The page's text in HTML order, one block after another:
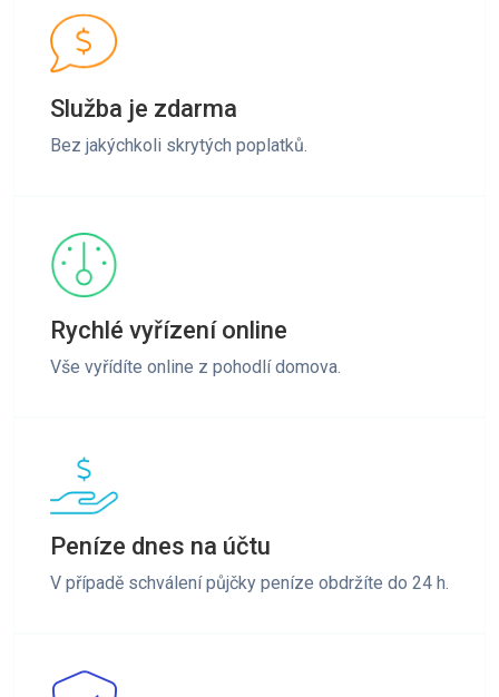
Služba je zdarma
Bez jakýchkoli skrytých poplatků.
Rychlé vyřízení online
Vše vyřídíte online z pohodlí domova.
Peníze dnes na účtu
V případě schválení půjčky peníze obdržíte do 24 h.